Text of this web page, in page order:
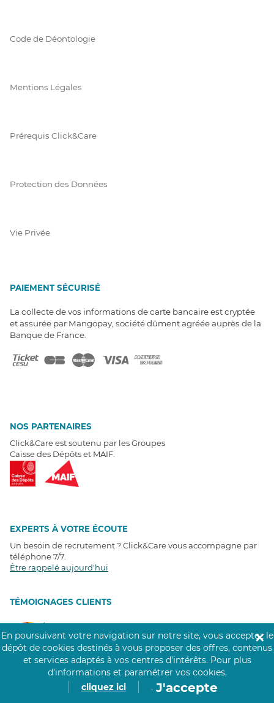
Code de Déontologie
Mentions Légales
Prérequis Click&Care
Protection des Données
Vie Privée
PAIEMENT SÉCURISÉ
La collecte de vos informations de carte bancaire est cryptée
et assurée par Mangopay, société dûment agréée auprès de la
Banque de France.
NOS PARTENAIRES
Click&Care est soutenu par les Groupes
Caisse des Dépôts et MAIF.
EXPERTS À VOTRE ÉCOUTE
Un besoin de recrutement ? Click&Care vous accompagne par
téléphone 7/7
Être rappelé aujourd'hui
TÉMOIGNAGES CLIENTS
Avis clientsrécoltés sur
Google
En poursuivant votre navigation sur notre site, vous acceptez le
dépôt de cookies destinés à vous proposer des offres, contenus
et services adaptés à vos centres d’intérêts. Pour plus
d’informations et paramétrer vos cookies,
cliquez ici
. J'accepte
✕